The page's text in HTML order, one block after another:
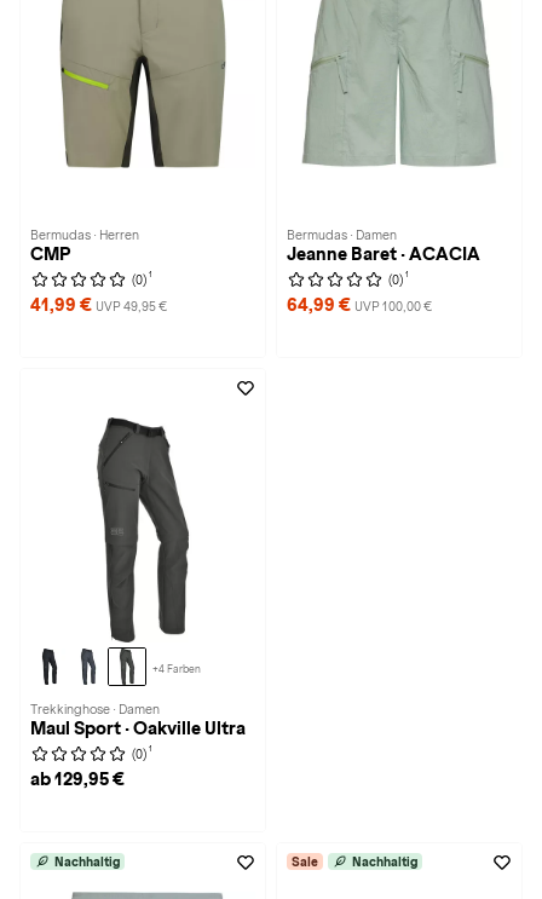
Bermudas · Herren
CMP
(0) 1
41,99 € UVP 49,95 €
Bermudas · Damen
Jeanne Baret · ACACIA
(0) 1
64,99 € UVP 100,00 €
+4 Farben
Trekkinghose · Damen
Maul Sport · Oakville Ultra
(0) 1
ab 129,95 €
Nachhaltig Sale Nachhaltig